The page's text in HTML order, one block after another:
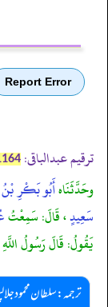
Report Error
ترقیم عبدالباقی:
وحَدَّثَنَاهأَبُو بَكْرِ بْنُ
سَعِيدٍ، قَالَ: سَمِعْتُ
يَقُولُ: قَالَ رَسُولُ
ترجمہ:سلطان محمود